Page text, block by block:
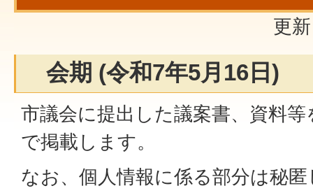
更
会期 (令和7年5月16日)
市議会に提出した議案書、資料
で掲載します。
なお、個人情報に係る部分は秘